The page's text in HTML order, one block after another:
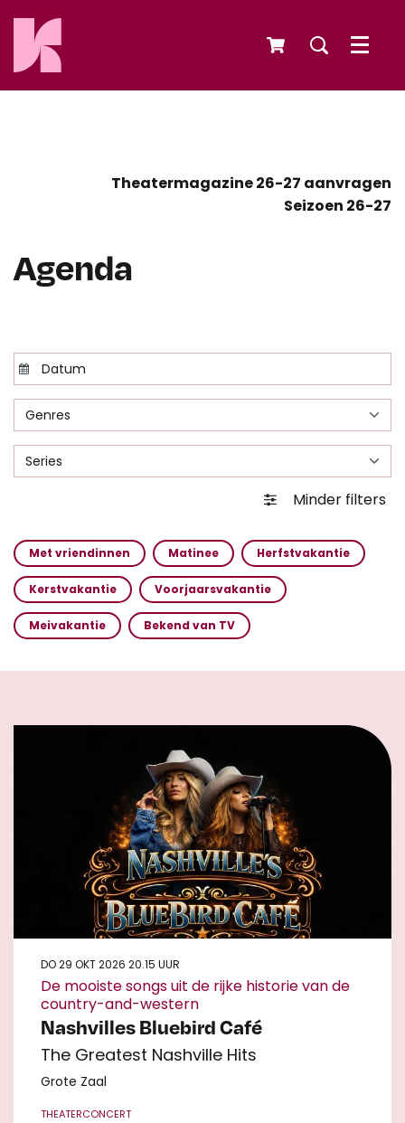
Menu
Theatermagazine 26-27 aanvragen
Seizoen 26-27
Agenda
Genres
Series
Minder filters
Met vriendinnen Matinee Herfstvakantie
Kerstvakantie Voorjaarsvakantie
Meivakantie Bekend van TV
Nashvilles Bluebird Café
The Greatest Nashville Hits
De mooiste songs uit de rijke historie van de
country-and-western
DO 29 OKT 2026 20.15 UUR
Grote Zaal
THEATERCONCERT